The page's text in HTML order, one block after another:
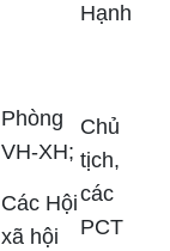
Hạnh
Phòng
VH-XH;
Các Hội
xã hội
Chủ
tịch,
các
PCT